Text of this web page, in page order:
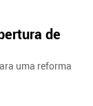
de
uma reforma